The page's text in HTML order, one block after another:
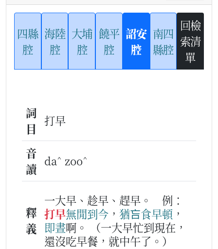
四縣
腔
海陸
腔
大埔
腔
饒平
腔
詔安
腔
南四
縣腔
回檢
索清
單
詞
目
打早
音
讀
da^ zoo^
釋
義
一大早、趁早、趕早。
例：
打早無閒到今 ， 猶吂食早頓 ，
即晝啊。
（一大早忙到現在，
還沒吃早餐，就中午了。）